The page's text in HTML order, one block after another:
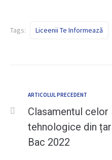
Tags: Liceenii Te Informează
ARTICOLUL PRECEDENT
Clasamentul celor
tehnologice din
Bac 2022